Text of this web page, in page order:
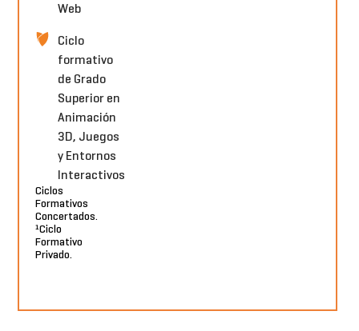
Web
Ciclo
formativo
de Grado
Superior en
Animación
3D, Juegos
y Entornos
Interactivos
Ciclos
Formativos
Concertados.
¹Ciclo
Formativo
Privado.